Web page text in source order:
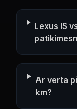
Lexus IS
Ar verta
km?